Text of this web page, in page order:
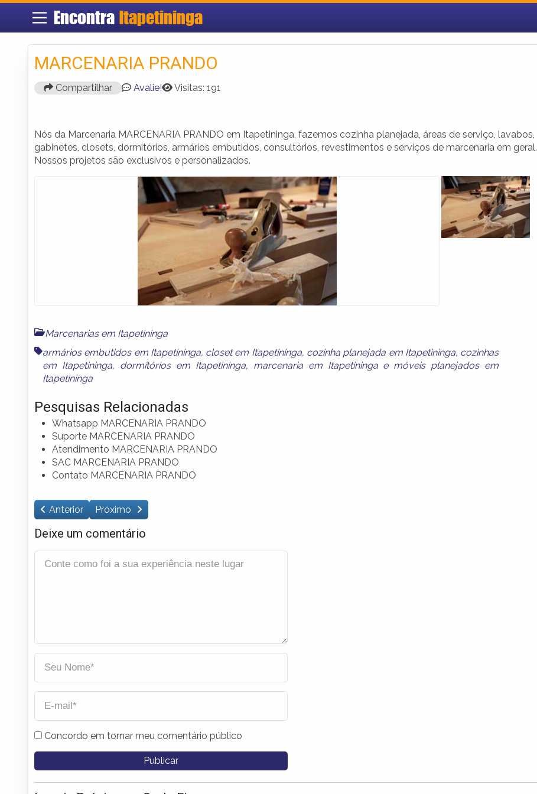
Encontra Itapetininga
MARCENARIA PRANDO
Compartilhar Avalie! Visitas: 191
Nós da Marcenaria MARCENARIA PRANDO em Itapetininga, fazemos cozinha planejada, áreas de serviço, lavabos,
gabinetes, closets, dormitórios, armários embutidos, consultórios, revestimentos e serviços de marcenaria em geral.
Nossos projetos são exclusivos e personalizados.
Marcenarias em Itapetininga
armários embutidos em Itapetininga, closet em Itapetininga, cozinha planejada em Itapetininga, cozinhas
em Itapetininga, dormítórios em Itapetininga, marcenaria em Itapetiningae móveis planejados em
Itapetininga
Pesquisas Relacionadas
Whatsapp MARCENARIA PRANDO
Suporte MARCENARIA PRANDO
Atendimento MARCENARIA PRANDO
SAC MARCENARIA PRANDO
Contato MARCENARIA PRANDO
Anterior Próximo
Deixe um comentário
Concordo em tornar meu comentário público